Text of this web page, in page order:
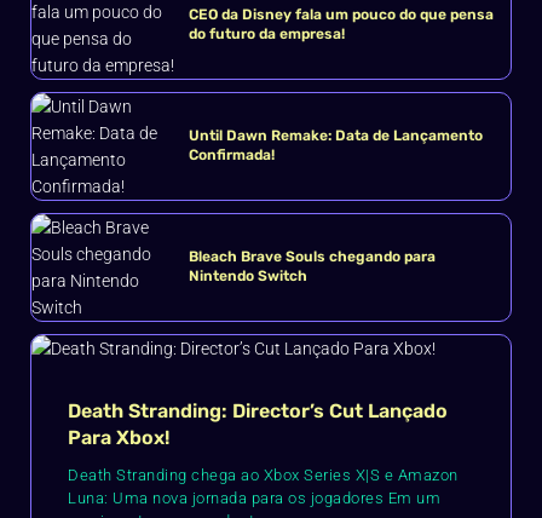
CEO da Disney fala um pouco do que pensa
do futuro da empresa!
Until Dawn Remake: Data de Lançamento
Confirmada!
Bleach Brave Souls chegando para
Nintendo Switch
Death Stranding: Director’s Cut Lançado
Para Xbox!
Death Stranding chega ao Xbox Series X|S e Amazon
Luna: Uma nova jornada para os jogadores Em um